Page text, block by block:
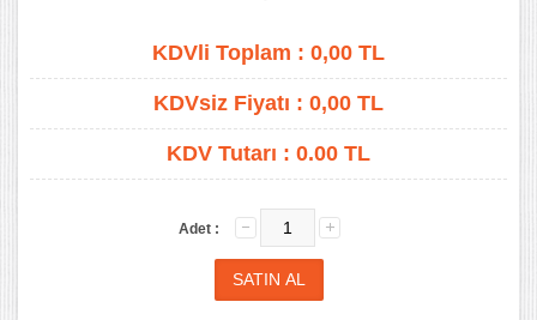
KDVli Toplam : 0,00 TL
KDVsiz Fiyatı : 0,00 TL
KDV Tutarı : 0.00 TL
Adet :